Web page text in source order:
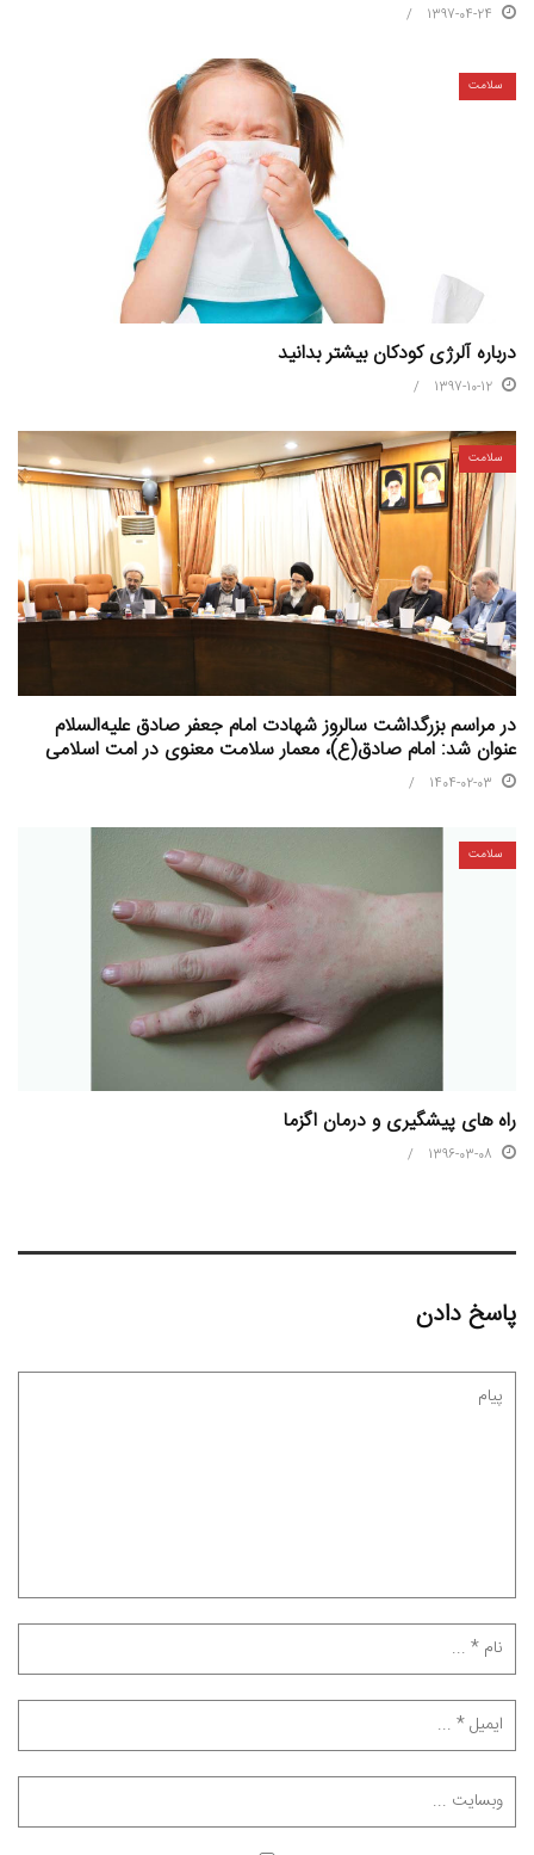
1397-04-24
سلامت
درباره آلرژی کودکان بیشتر بدانید
1397-10-12
سلامت
در مراسم بزرگداشت سالروز شهادت امام جعفر صادق علیه‌السلام
عنوان شد: امام صادق(ع)، معمار سلامت معنوی در امت اسلامی
1404-02-03
سلامت
راه های پیشگیری و درمان اگزما
1396-03-08
پاسخ دادن